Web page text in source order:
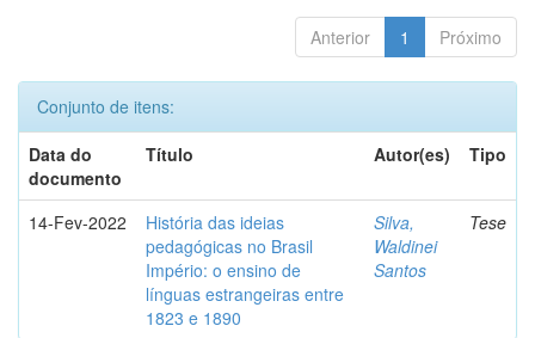
Anterior 1 Próximo
Conjunto de itens:
Data do
documento
Título Autor(es) Tipo
14-Fev-2022
História das ideias
pedagógicas no Brasil
Império: o ensino de
línguas estrangeiras entre
1823 e 1890
Silva,
Waldinei
Santos
Tese